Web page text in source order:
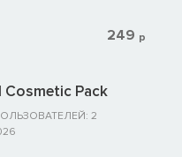
Cosmetic Pack
2
249 р